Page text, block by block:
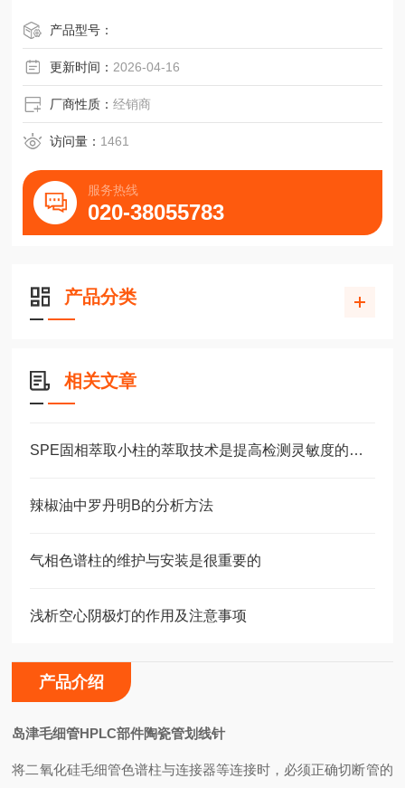
产品型号：
更新时间： 2026-04-16
厂商性质：经销商
访问量： 1461
服务热线
020-38055783
产品分类
相关文章
SPE固相萃取小柱的萃取技术是提高检测灵敏度的方法
辣椒油中罗丹明B的分析方法
气相色谱柱的维护与安装是很重要的
浅析空心阴极灯的作用及注意事项
产品介绍
岛津毛细管HPLC部件陶瓷管划线针
将二氧化硅毛细管色谱柱与连接器等连接时，必须正确切断管的